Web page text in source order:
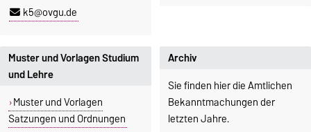
k5@ovgu.de
Archiv
Sie finden hier die Amtlichen
Bekanntmachungen der
letzten Jahre.
Muster und Vorlagen Studium
und Lehre
Muster und Vorlagen
Satzungen und Ordnungen